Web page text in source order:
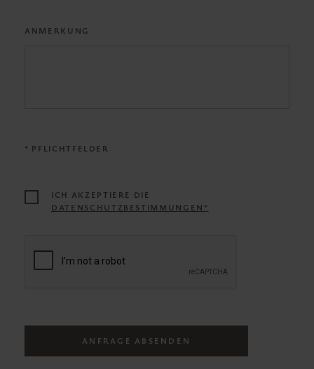
ANMERKUNG
* PFLICHTFELDER
ICH AKZEPTIERE DIE
DATENSCHUTZBESTIMMUNGEN*
ANFRAGE ABSENDEN